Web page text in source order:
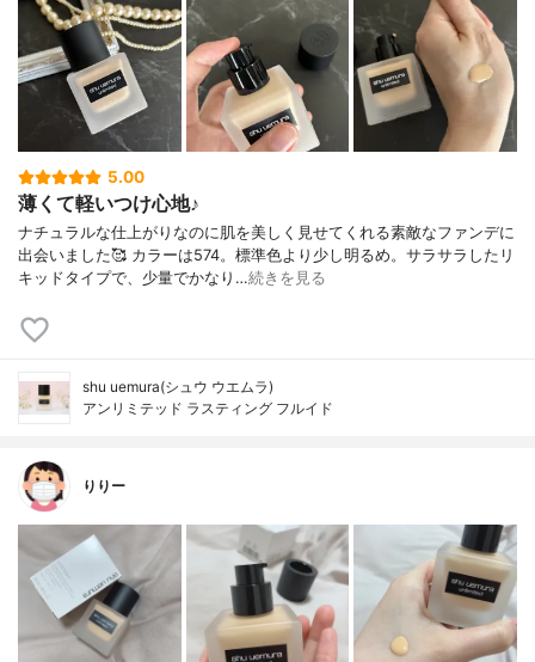
5.00
薄くて軽いつけ心地♪
ナチュラルな仕上がりなのに肌を美しく見せてくれる素敵なファンデに
出会いました🥰 カラーは574。標準色より少し明るめ。サラサラしたリ
キッドタイプで、少量でかなり…続きを見る
shu uemura(シュウ ウエムラ)
アンリミテッド ラスティング フルイド
りりー